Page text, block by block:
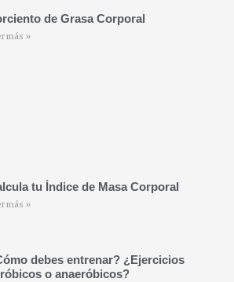
de Grasa Corporal
más »
tu Índice de Masa Corporal
más »
debes entrenar? ¿Ejercicios
o anaeróbicos?